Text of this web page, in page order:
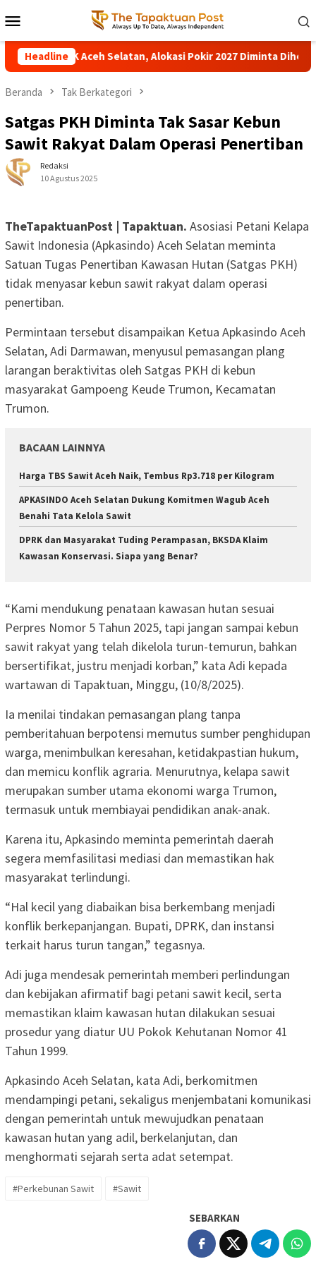
ke
kontenMobile
Headline
DPRK Aceh Selatan, Alokasi Pokir 2027 Diminta Dihentikan
Beranda Tak Berkategori
Satgas PKH Diminta Tak Sasar Kebun
Sawit Rakyat Dalam Operasi Penertiban
Redaksi
10 Agustus 2025
TheTapaktuanPost | Tapaktuan. Asosiasi Petani Kelapa
Sawit Indonesia (Apkasindo) Aceh Selatan meminta
Satuan Tugas Penertiban Kawasan Hutan (Satgas PKH)
tidak menyasar kebun sawit rakyat dalam operasi
penertiban.
Permintaan tersebut disampaikan Ketua Apkasindo Aceh
Selatan, Adi Darmawan, menyusul pemasangan plang
larangan beraktivitas oleh Satgas PKH di kebun
masyarakat Gampoeng Keude Trumon, Kecamatan
Trumon.
BACAAN LAINNYA
Harga TBS Sawit Aceh Naik, Tembus Rp3.718 per Kilogram
APKASINDO Aceh Selatan Dukung Komitmen Wagub Aceh
Benahi Tata Kelola Sawit
DPRK dan Masyarakat Tuding Perampasan, BKSDA Klaim
Kawasan Konservasi. Siapa yang Benar?
“Kami mendukung penataan kawasan hutan sesuai
Perpres Nomor 5 Tahun 2025, tapi jangan sampai kebun
sawit rakyat yang telah dikelola turun-temurun, bahkan
bersertifikat, justru menjadi korban,” kata Adi kepada
wartawan di Tapaktuan, Minggu, (10/8/2025).
Ia menilai tindakan pemasangan plang tanpa
pemberitahuan berpotensi memutus sumber penghidupan
warga, menimbulkan keresahan, ketidakpastian hukum,
dan memicu konflik agraria. Menurutnya, kelapa sawit
merupakan sumber utama ekonomi warga Trumon,
termasuk untuk membiayai pendidikan anak-anak.
Karena itu, Apkasindo meminta pemerintah daerah
segera memfasilitasi mediasi dan memastikan hak
masyarakat terlindungi.
“Hal kecil yang diabaikan bisa berkembang menjadi
konflik berkepanjangan. Bupati, DPRK, dan instansi
terkait harus turun tangan,” tegasnya.
Adi juga mendesak pemerintah memberi perlindungan
dan kebijakan afirmatif bagi petani sawit kecil, serta
memastikan klaim kawasan hutan dilakukan sesuai
prosedur yang diatur UU Pokok Kehutanan Nomor 41
Tahun 1999.
Apkasindo Aceh Selatan, kata Adi, berkomitmen
mendampingi petani, sekaligus menjembatani komunikasi
dengan pemerintah untuk mewujudkan penataan
kawasan hutan yang adil, berkelanjutan, dan
menghormati sejarah serta adat setempat.
#Perkebunan Sawit #Sawit
SEBARKAN